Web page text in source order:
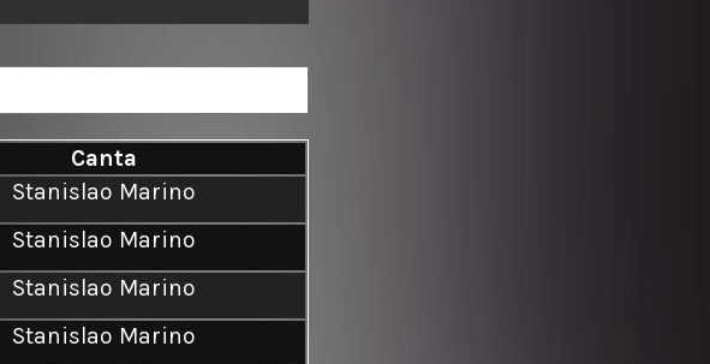
Canta
Stanislao Marino
Stanislao Marino
Stanislao Marino
Stanislao Marino